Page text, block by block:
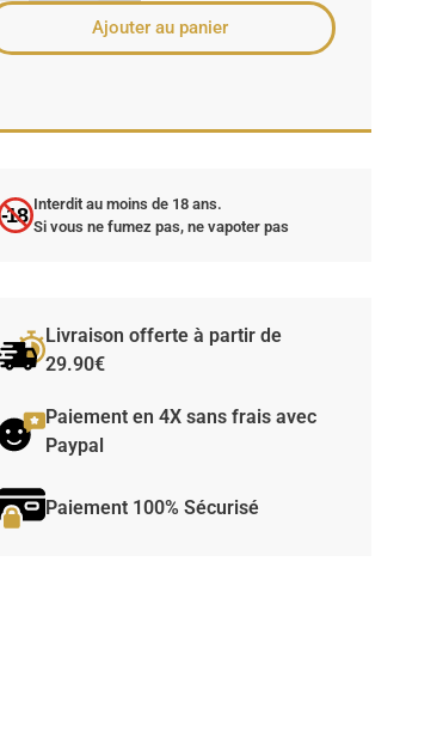
Ajouter au panier
-18 Interdit au moins de 18 ans.
Si vous ne fumez pas, ne vapoter pas
Livraison offerte à partir de
29.90€
Paiement en 4X sans frais avec
Paypal
Paiement 100% Sécurisé